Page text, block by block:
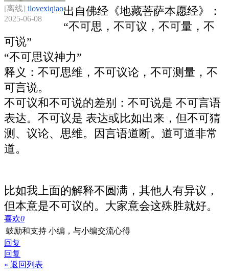
[离线] ilovexiqiao
2025-06-08
出自佛经《地藏菩萨本愿经》：
“不可思，不可议，不可量，不
可说”
“不可思议神力”
释义：不可思维，不可议论，不可测量，不
可言说。
不可议和不可说的差别：不可说是 不可言语
表达。不可议是 表达或比如出来，但不可猜
测、议论、思维。因言语道断。道可道非常
道。
比如我上面的解释不圆满，其他人有异议，
但本意是不可议的。大家意会这殊胜就好。
喜欢0
鼓励和支持 小编，与小编交流心得
回复
回复
« 返回列表